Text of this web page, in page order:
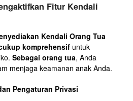
Fitur Kendali
Kendali Orang Tua
komprehensif untuk
Sebagai orang tua, Anda
menjaga keamanan anak Anda.
Pengaturan Privasi